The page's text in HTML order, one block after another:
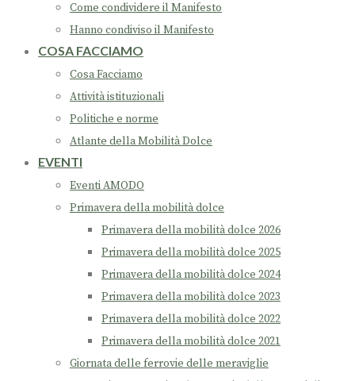
Come condividere il Manifesto
Hanno condiviso il Manifesto
COSA FACCIAMO
Cosa Facciamo
Attività istituzionali
Politiche e norme
Atlante della Mobilità Dolce
EVENTI
Eventi AMODO
Primavera della mobilità dolce
Primavera della mobilità dolce 2026
Primavera della mobilità dolce 2025
Primavera della mobilità dolce 2024
Primavera della mobilità dolce 2023
Primavera della mobilità dolce 2022
Primavera della mobilità dolce 2021
Giornata delle ferrovie delle meraviglie